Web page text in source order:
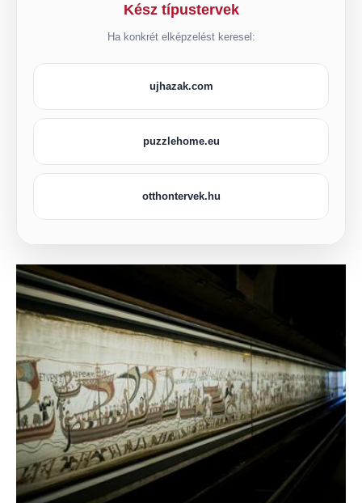
Kész típustervek
Ha konkrét elképzelést keresel:
ujhazak.com
puzzlehome.eu
otthontervek.hu